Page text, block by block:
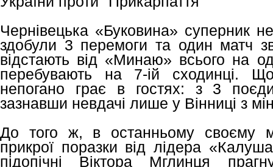
Чернівецька «Буковина» суперник
здобули 3 перемоги та один матч
відстають від «Минаю» всього на
перебувають на 7-ій сходинці.
непогано грає в гостях: з 3
зазнавши невдачі лише у Вінниці з
До того ж, в останньому своєму
прикрої поразки від лідера
підопічні Віктора Мглинця